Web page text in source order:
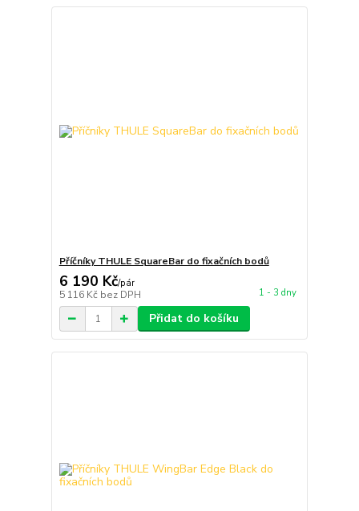
Příčníky THULE SquareBar do fixačních bodů
6 190 Kč/pár
5 116 Kč bez DPH 1 - 3 dny
Přidat do košíku